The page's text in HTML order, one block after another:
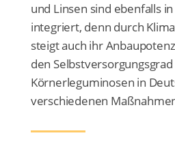
und Linsen sind ebenfalls
integriert, denn durch
steigt auch ihr
den
Körnerleguminosen in
verschiedenen